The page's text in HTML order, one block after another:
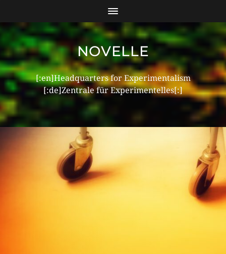
NOVELLE
[:en]Headquarters for Experimentalism
[:de]Zentrale für Experimentelles[:]